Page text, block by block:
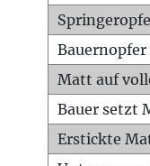
Bauernopfer
Matt auf
Bauer setzt
Erstickte